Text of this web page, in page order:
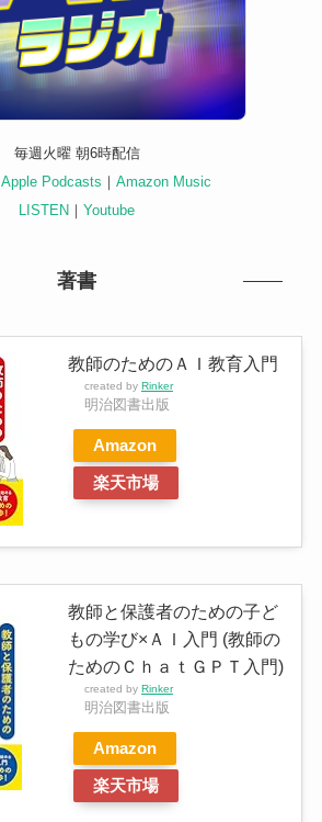
毎週火曜 朝6時配信
Apple Podcasts ｜ Amazon Music
LISTEN ｜ Youtube
著書
教師のためのＡＩ教育入門
created by Rinker
明治図書出版
Amazon
楽天市場
教師と保護者のための子ど
もの学び×ＡＩ入門 (教師の
ためのＣｈａｔＧＰＴ入門)
created by Rinker
明治図書出版
Amazon
楽天市場